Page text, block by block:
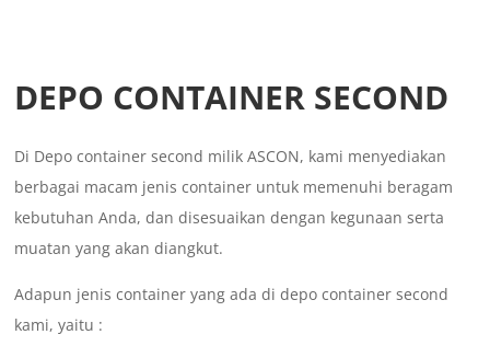
DEPO CONTAINER SECOND
Di Depo container second milik ASCON, kami menyediakan
berbagai macam jenis container untuk memenuhi beragam
kebutuhan Anda, dan disesuaikan dengan kegunaan serta
muatan yang akan diangkut.
Adapun jenis container yang ada di depo container second
kami, yaitu :